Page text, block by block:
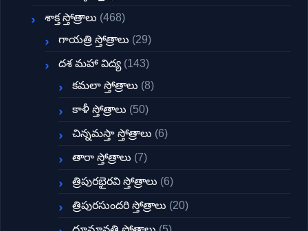
శాక్త స్తోత్రాలు (468)
గాయత్రి స్తోత్రాలు (29)
దశ మహా విద్య (143)
కమలా స్తోత్రాలు (8)
కాళీ స్తోత్రాలు (50)
చిన్నమస్తా స్తోత్రాలు (6)
తారా స్తోత్రాలు (7)
త్రిపురభైరవి స్తోత్రాలు (6)
త్రిపురసుందరి స్తోత్రాలు (20)